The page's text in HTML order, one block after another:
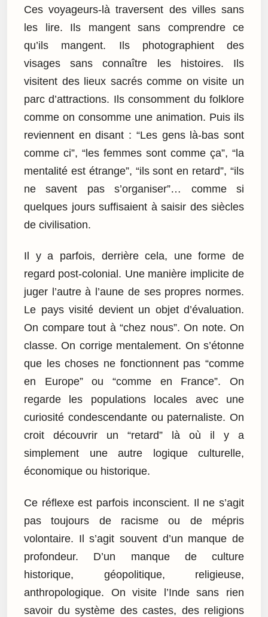
Ces voyageurs-là traversent des villes sans
les lire. Ils mangent sans comprendre ce
qu’ils mangent. Ils photographient des
visages sans connaître les histoires. Ils
visitent des lieux sacrés comme on visite un
parc d’attractions. Ils consomment du folklore
comme on consomme une animation. Puis ils
reviennent en disant : “Les gens là-bas sont
comme ci”, “les femmes sont comme ça”, “la
mentalité est étrange”, “ils sont en retard”, “ils
ne savent pas s’organiser”… comme si
quelques jours suffisaient à saisir des siècles
de civilisation.
Il y a parfois, derrière cela, une forme de
regard post-colonial. Une manière implicite de
juger l’autre à l’aune de ses propres normes.
Le pays visité devient un objet d’évaluation.
On compare tout à “chez nous”. On note. On
classe. On corrige mentalement. On s’étonne
que les choses ne fonctionnent pas “comme
en Europe” ou “comme en France”. On
regarde les populations locales avec une
curiosité condescendante ou paternaliste. On
croit découvrir un “retard” là où il y a
simplement une autre logique culturelle,
économique ou historique.
Ce réflexe est parfois inconscient. Il ne s’agit
pas toujours de racisme ou de mépris
volontaire. Il s’agit souvent d’un manque de
profondeur. D’un manque de culture
historique, géopolitique, religieuse,
anthropologique. On visite l’Inde sans rien
savoir du système des castes, des religions